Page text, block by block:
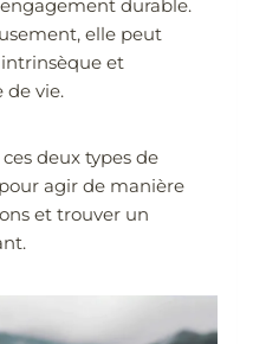
durable.
elle peut
et
de vie.
deux types de
agir de manière
et trouver un